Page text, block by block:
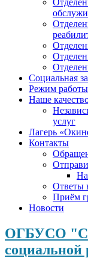
Социальная
Режим работы
Наше
услуг
Лагерь
Контакты
Ответы
Приём
Новости
ОГБУСО
социальной